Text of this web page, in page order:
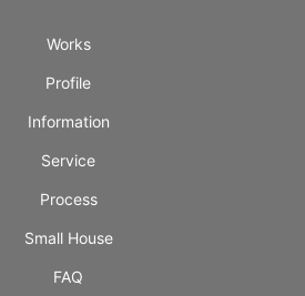
Works
Profile
Information
Service
Process
Small House
FAQ